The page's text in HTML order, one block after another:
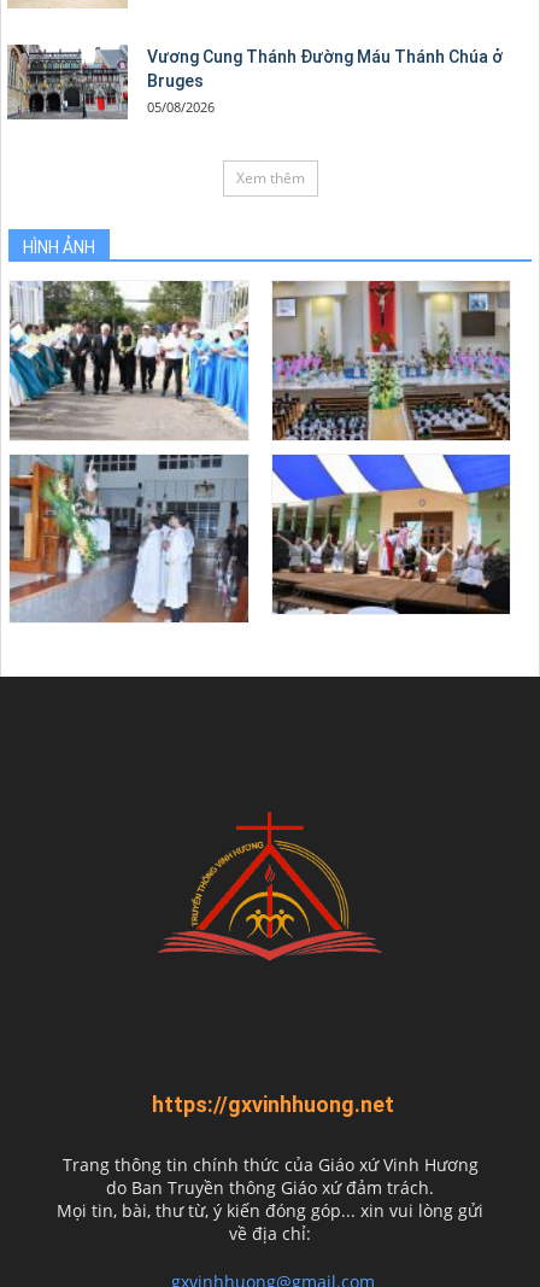
Vương Cung Thánh Ðường Máu Thánh Chúa ở
Bruges
05/08/2026
Xem thêm
HÌNH ẢNH
https://gxvinhhuong.net
Trang thông tin chính thức của Giáo xứ Vinh Hương
do Ban Truyền thông Giáo xứ đảm trách.
Mọi tin, bài, thư từ, ý kiến đóng góp... xin vui lòng gửi
về địa chỉ:
gxvinhhuong@gmail.com